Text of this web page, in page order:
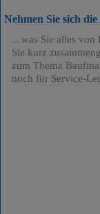
Nehmen Sie sich
was Sie alles von
Sie kurz
zum Thema
noch für Service-